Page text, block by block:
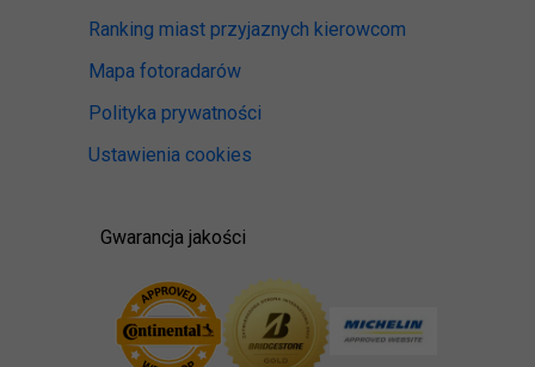
Ranking miast przyjaznych kierowcom
Mapa fotoradarów
Polityka prywatności
Ustawienia cookies
Gwarancja jakości